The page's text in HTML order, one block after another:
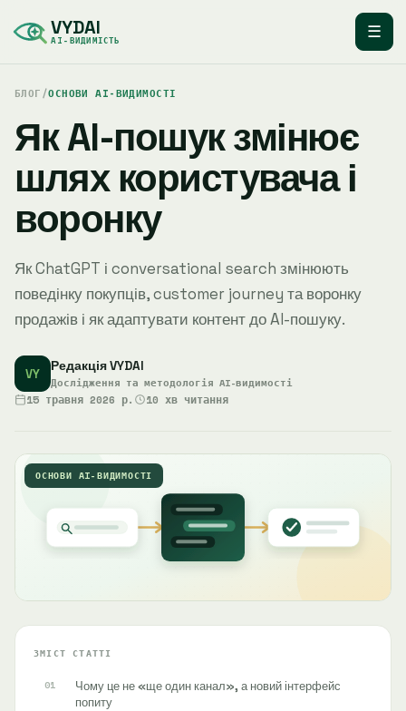
VYDAI
AI-ВИДИМІСТЬ ☰
БЛОГ/ОСНОВИ AI-ВИДИМОСТІ
Як AI-пошук змінює
шлях користувача і
воронку
Як ChatGPT і conversational search змінюють
поведінку покупців, customer journey та воронку
продажів і як адаптувати контент до AI-пошуку.
VY
Редакція VYDAI
Дослідження та методологія AI-видимості
15 травня 2026 р. 10 хв читання
ОСНОВИ AI-ВИДИМОСТІ
ЗМІСТ СТАТТІ
Чому це не «ще один канал», а новий інтерфейс
попиту